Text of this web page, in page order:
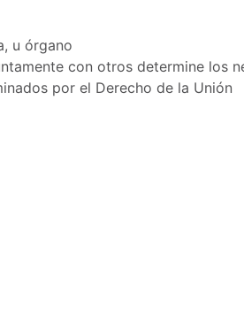
u órgano
con otros determine los
por el Derecho de la Unión